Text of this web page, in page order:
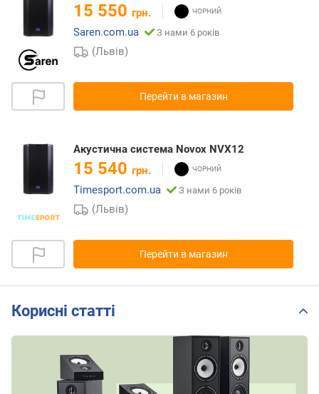
15 550 грн.
Saren.com.ua
З нами 6 років
(Львів)
Перейти в магазин
Акустична система Novox NVX12
15 540 грн.
Timesport.com.ua
З нами 6 років
(Львів)
Перейти в магазин
Корисні статті